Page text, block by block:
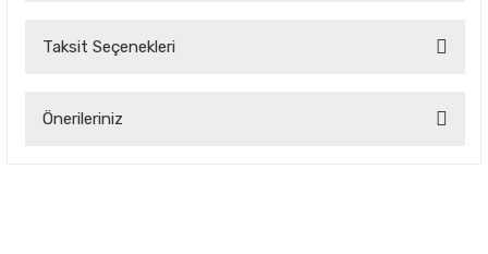
Taksit Seçenekleri
Önerileriniz